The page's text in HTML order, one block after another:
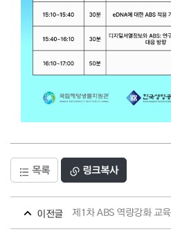
목록 링크복사
이전글